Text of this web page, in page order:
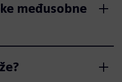
međusobne